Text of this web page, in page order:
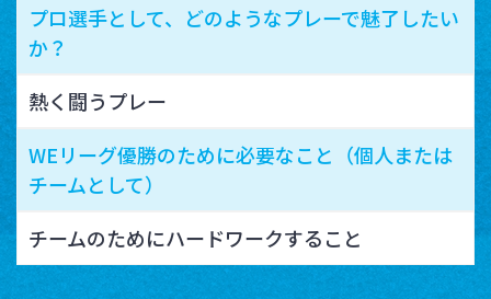
プロ選手として、どのようなプレーで魅了したい
か？
熱く闘うプレー
WEリーグ優勝のために必要なこと（個人または
チームとして）
チームのためにハードワークすること